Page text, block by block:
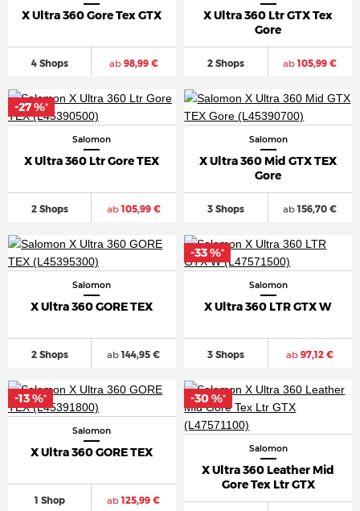
X Ultra 360 Gore Tex GTX
4 Shops ab98,99 €
X Ultra 360 Ltr GTX Tex
Gore
2 Shops ab105,99 €
Salomon
X Ultra 360 Ltr Gore TEX
2 Shops ab105,99 €
-27 %*
Salomon
X Ultra 360 Mid GTX TEX
Gore
3 Shops ab156,70 €
Salomon
X Ultra 360 GORE TEX
2 Shops ab144,95 €
Salomon
X Ultra 360 LTR GTX W
3 Shops ab 97,12 €
-33 %*
Salomon
X Ultra 360 GORE TEX
1 Shop ab125,99 €
-13 %*
Salomon
X Ultra 360 Leather Mid
Gore Tex Ltr GTX
-30 %*